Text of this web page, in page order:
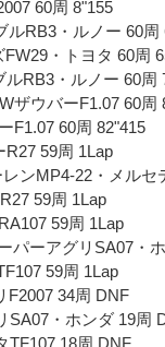
60周 8"155
ルRB3・ルノー 60周
・トヨタ 60周
RB3・ルノー 60周
ザウバーF1.07 60周
F1.07 60周 82"415
59周 1Lap
ンMP4-22・メルセ
59周 1Lap
59周 1Lap
パーアグリSA07・
59周 1Lap
F2007 34周 DNF
SA07・ホンダ 19周
TF107 18周 DNF